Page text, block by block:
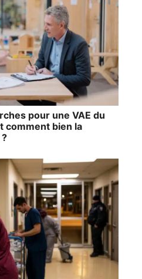
pour une VAE du
comment bien la